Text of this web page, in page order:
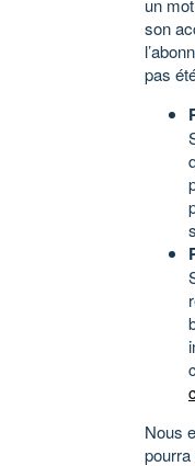
un
son
pas
Nous